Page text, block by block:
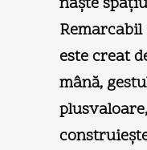
este creat
mână,